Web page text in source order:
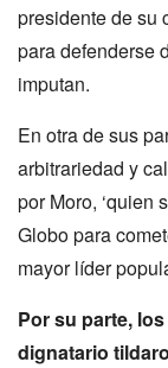
presidente de su
para defenderse
imputan.
En otra de sus
arbitrariedad y
por Moro, ‘quien
Globo para
mayor líder
Por su parte,
dignatario